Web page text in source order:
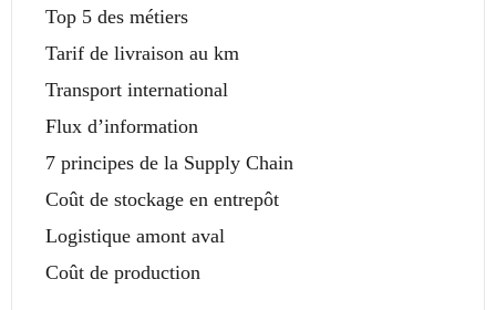
Top 5 des métiers
Tarif de livraison au km
Transport international
Flux d’information
7 principes de la Supply Chain
Coût de stockage en entrepôt
Logistique amont aval
Coût de production